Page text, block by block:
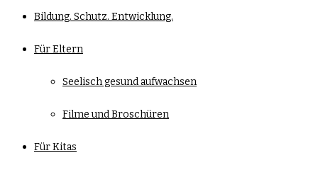
Bildung. Schutz. Entwicklung.
Für Eltern
Seelisch gesund aufwachsen
Filme und Broschüren
Für Kitas